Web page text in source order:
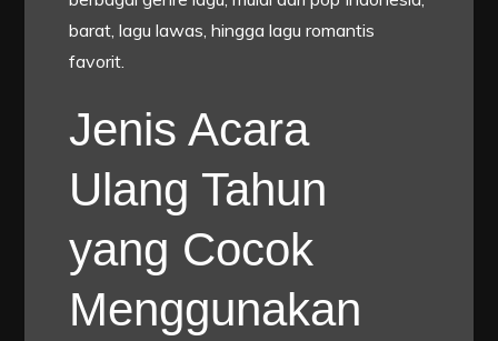
barat, lagu lawas, hingga lagu romantis
favorit.
Jenis Acara
Ulang Tahun
yang Cocok
Menggunakan